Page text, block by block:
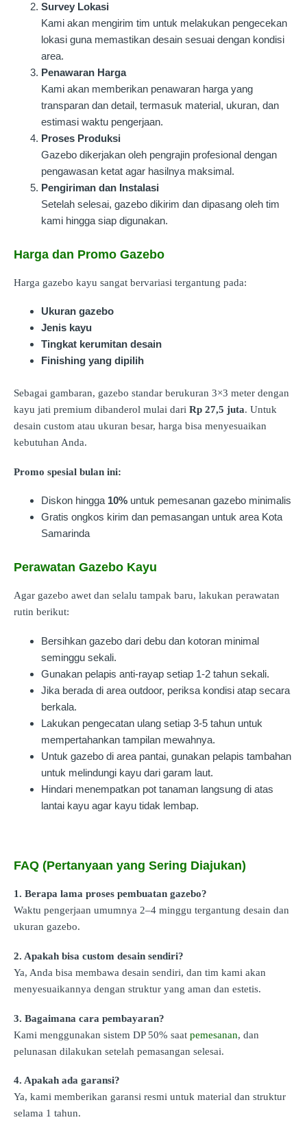
Survey Lokasi
Kami akan mengirim tim untuk melakukan pengecekan
lokasi guna memastikan desain sesuai dengan kondisi
area.
Penawaran Harga
Kami akan memberikan penawaran harga yang
transparan dan detail, termasuk material, ukuran, dan
estimasi waktu pengerjaan.
Proses Produksi
Gazebo dikerjakan oleh pengrajin profesional dengan
pengawasan ketat agar hasilnya maksimal.
Pengiriman dan Instalasi
Setelah selesai, gazebo dikirim dan dipasang oleh tim
kami hingga siap digunakan.
Harga dan Promo Gazebo
Harga gazebo kayu sangat bervariasi tergantung pada:
Ukuran gazebo
Jenis kayu
Tingkat kerumitan desain
Finishing yang dipilih
Sebagai gambaran, gazebo standar berukuran 3×3 meter dengan
kayu jati premium dibanderol mulai dari Rp 27,5 juta. Untuk
desain custom atau ukuran besar, harga bisa menyesuaikan
kebutuhan Anda.
Promo spesial bulan ini:
Diskon hingga 10% untuk pemesanan gazebo minimalis
Gratis ongkos kirim dan pemasangan untuk area Kota
Samarinda
Perawatan Gazebo Kayu
Agar gazebo awet dan selalu tampak baru, lakukan perawatan
rutin berikut:
Bersihkan gazebo dari debu dan kotoran minimal
seminggu sekali.
Gunakan pelapis anti-rayap setiap 1-2 tahun sekali.
Jika berada di area outdoor, periksa kondisi atap secara
berkala.
Lakukan pengecatan ulang setiap 3-5 tahun untuk
mempertahankan tampilan mewahnya.
Untuk gazebo di area pantai, gunakan pelapis tambahan
untuk melindungi kayu dari garam laut.
Hindari menempatkan pot tanaman langsung di atas
lantai kayu agar kayu tidak lembap.
FAQ (Pertanyaan yang Sering Diajukan)
1. Berapa lama proses pembuatan gazebo?
Waktu pengerjaan umumnya 2–4 minggu tergantung desain dan
ukuran gazebo.
2. Apakah bisa custom desain sendiri?
Ya, Anda bisa membawa desain sendiri, dan tim kami akan
menyesuaikannya dengan struktur yang aman dan estetis.
3. Bagaimana cara pembayaran?
Kami menggunakan sistem DP 50% saat pemesanan, dan
pelunasan dilakukan setelah pemasangan selesai.
4. Apakah ada garansi?
Ya, kami memberikan garansi resmi untuk material dan struktur
selama 1 tahun.